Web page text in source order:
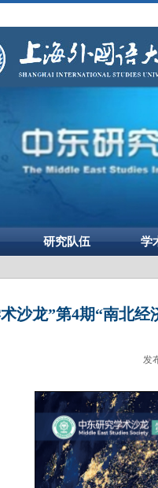
研究队伍 学
沙龙”第4期“南北
发